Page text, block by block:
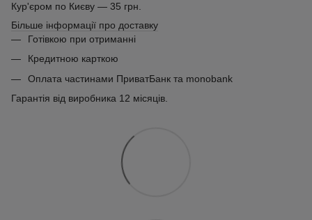
Кур'єром по Києву — 35 грн.
Більше інформації про доставку
Готівкою при отриманні
Кредитною карткою
Оплата частинами ПриватБанк та monobank
Гарантія від виробника 12 місяців.